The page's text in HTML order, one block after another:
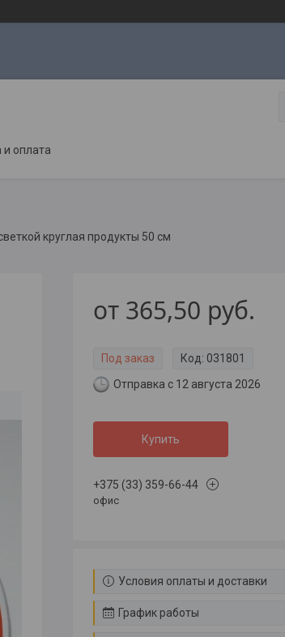
и оплата
круглая продукты 50 см
от 365,50 руб.
Под заказ Код: 031801
Отправка с 12 августа 2026
Купить
+375 (33) 359-66-44
офис
Условия оплаты и доставки
График работы